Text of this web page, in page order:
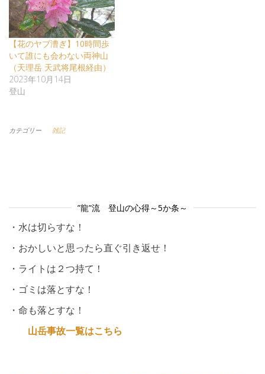
【花のヤブ漕ぎ】10時間歩
いて誰にも会わない両神山
（天理岳 天武将尾根経由）
2023年10月14日
登山
カテゴリー 雑記
”龍”流 登山の心得～5か条～
・水は切らすな！
・おかしいと思ったら直ぐ引き返せ！
・ライトは２つ持て！
・ゴミは落とすな！
・命も落とすな！
山岳事故一覧はこちら